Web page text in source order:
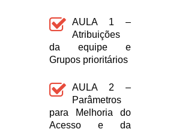
AULA 1 –
Atribuições
da equipe e
Grupos prioritários
AULA 2 –
Parâmetros
para Melhoria do
Acesso e da